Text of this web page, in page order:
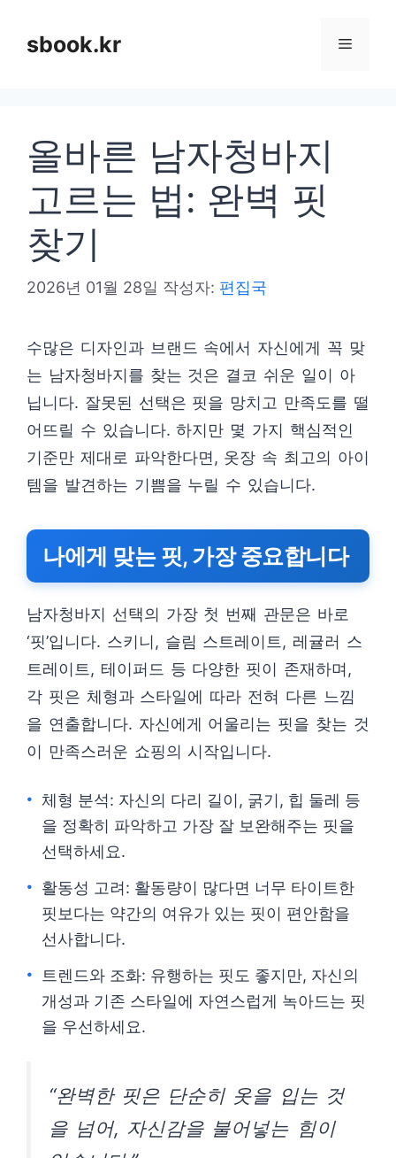
sbook.kr 메
올바른 남자청바지
고르는 법: 완벽 핏
찾기
2026년 01월 28일 작성자: 편집국
수많은 디자인과 브랜드 속에서 자신에게 꼭 맞
는 남자청바지를 찾는 것은 결코 쉬운 일이 아
닙니다. 잘못된 선택은 핏을 망치고 만족도를 떨
어뜨릴 수 있습니다. 하지만 몇 가지 핵심적인
기준만 제대로 파악한다면, 옷장 속 최고의 아이
템을 발견하는 기쁨을 누릴 수 있습니다.
나에게 맞는 핏, 가장 중요합니다
남자청바지 선택의 가장 첫 번째 관문은 바로
‘핏’입니다. 스키니, 슬림 스트레이트, 레귤러 스
트레이트, 테이퍼드 등 다양한 핏이 존재하며,
각 핏은 체형과 스타일에 따라 전혀 다른 느낌
을 연출합니다. 자신에게 어울리는 핏을 찾는 것
이 만족스러운 쇼핑의 시작입니다.
체형 분석: 자신의 다리 길이, 굵기, 힙 둘레 등
을 정확히 파악하고 가장 잘 보완해주는 핏을
선택하세요.
활동성 고려: 활동량이 많다면 너무 타이트한
핏보다는 약간의 여유가 있는 핏이 편안함을
선사합니다.
트렌드와 조화: 유행하는 핏도 좋지만, 자신의
개성과 기존 스타일에 자연스럽게 녹아드는 핏
을 우선하세요.
“완벽한 핏은 단순히 옷을 입는 것
을 넘어, 자신감을 불어넣는 힘이